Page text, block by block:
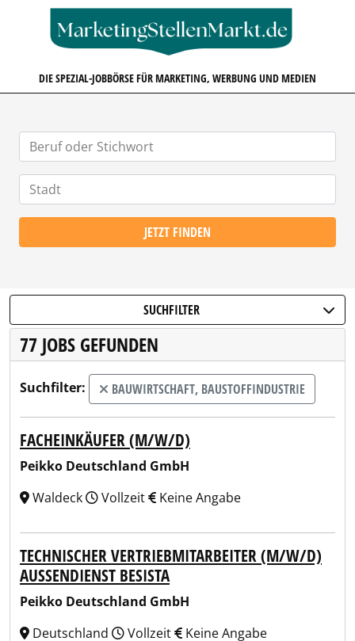
DIE SPEZIAL-JOBBÖRSE FÜR MARKETING, WERBUNG UND MEDIEN
JETZT FINDEN
SUCHFILTER
77 JOBS GEFUNDEN
Suchfilter: BAUWIRTSCHAFT, BAUSTOFFINDUSTRIE
FACHEINKÄUFER (M/W/D)
Peikko Deutschland GmbH
Waldeck
Vollzeit Keine Angabe
TECHNISCHER VERTRIEBMITARBEITER (M/W/D)
AUSSENDIENST BESISTA
Peikko Deutschland GmbH
Deutschland
Vollzeit Keine Angabe